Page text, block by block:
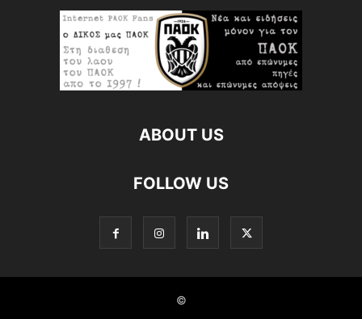
ABOUT US
FOLLOW US
©